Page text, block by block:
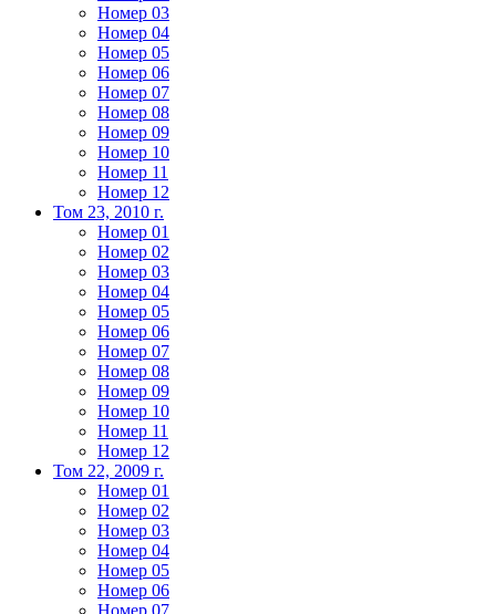
Номер 03
Номер 04
Номер 05
Номер 06
Номер 07
Номер 08
Номер 09
Номер 10
Номер 11
Номер 12
Том 23, 2010 г.
Номер 01
Номер 02
Номер 03
Номер 04
Номер 05
Номер 06
Номер 07
Номер 08
Номер 09
Номер 10
Номер 11
Номер 12
Том 22, 2009 г.
Номер 01
Номер 02
Номер 03
Номер 04
Номер 05
Номер 06
Номер 07